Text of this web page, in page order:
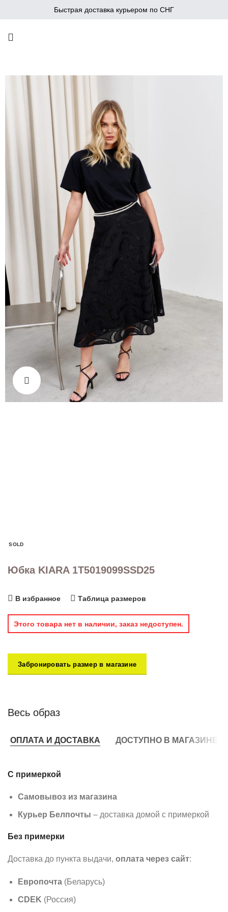
Быстрая доставка курьером по СНГ
SOLD
Юбка KIARA 1T5019099SSD25
В избранное Таблица размеров
Этого товара нет в наличии, заказ недоступен.
Забронировать размер в магазине
Весь образ
ОПЛАТА И ДОСТАВКА ДОСТУПНО В МАГАЗИНЕ
С примеркой
Самовывоз из магазина
Курьер Белпочты – доставка домой с примеркой
Без примерки
Доставка до пункта выдачи, оплата через сайт:
Европочта (Беларусь)
CDEK (Россия)